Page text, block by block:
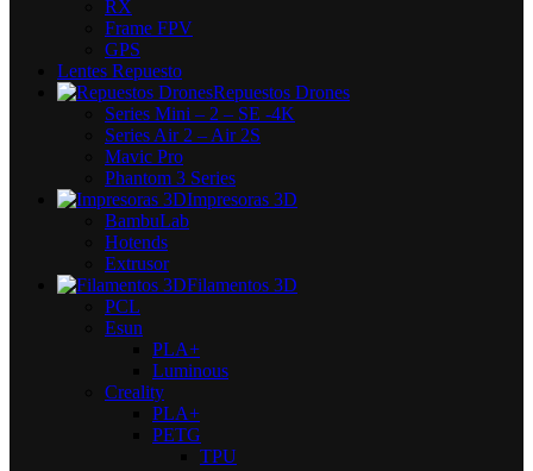
RX
Frame FPV
GPS
Lentes Repuesto
Repuestos Drones
Series Mini – 2 – SE -4K
Series Air 2 – Air 2S
Mavic Pro
Phantom 3 Series
Impresoras 3D
BambuLab
Hotends
Extrusor
Filamentos 3D
PCL
Esun
PLA+
Luminous
Creality
PLA+
PETG
TPU